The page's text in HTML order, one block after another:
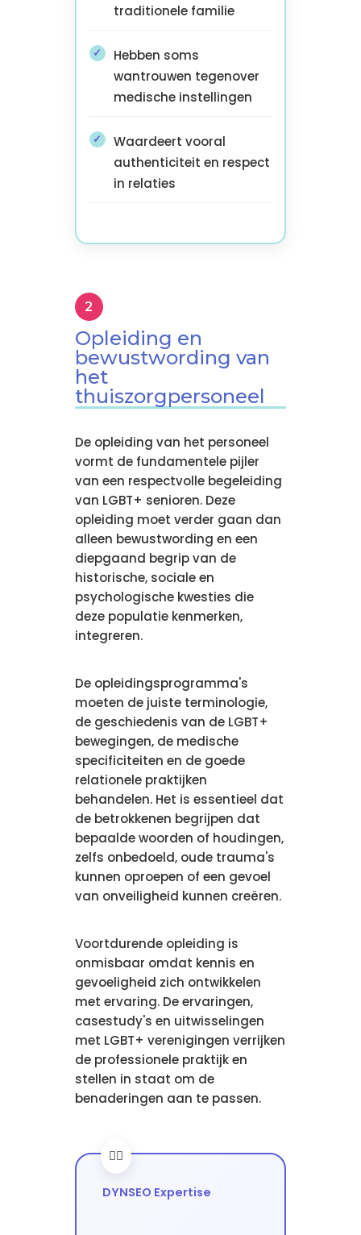
traditionele familie
Hebben soms
wantrouwen tegenover
medische instellingen
Waardeert vooral
authenticiteit en respect
in relaties
Opleiding en
bewustwording van
het
thuiszorgpersoneel
De opleiding van het personeel
vormt de fundamentele pijler
van een respectvolle begeleiding
van LGBT+ senioren. Deze
opleiding moet verder gaan dan
alleen bewustwording en een
diepgaand begrip van de
historische, sociale en
psychologische kwesties die
deze populatie kenmerken,
integreren.
De opleidingsprogramma's
moeten de juiste terminologie,
de geschiedenis van de LGBT+
bewegingen, de medische
specificiteiten en de goede
relationele praktijken
behandelen. Het is essentieel dat
de betrokkenen begrijpen dat
bepaalde woorden of houdingen,
zelfs onbedoeld, oude trauma's
kunnen oproepen of een gevoel
van onveiligheid kunnen creëren.
Voortdurende opleiding is
onmisbaar omdat kennis en
gevoeligheid zich ontwikkelen
met ervaring. De ervaringen,
casestudy's en uitwisselingen
met LGBT+ verenigingen verrijken
de professionele praktijk en
stellen in staat om de
benaderingen aan te passen.
DYNSEO Expertise